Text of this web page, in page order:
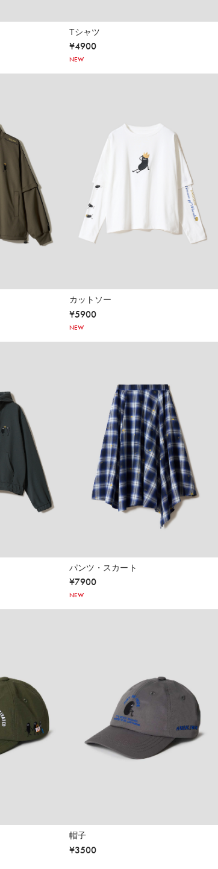
Tシャツ
¥4900
NEW
カットソー
¥5900
NEW
パンツ・スカート
¥7900
NEW
帽子
¥3500